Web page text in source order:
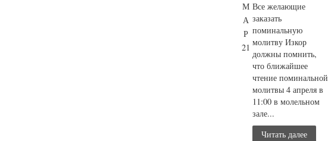
М
А
Р
21
Все желающие
заказать
поминальную
молитву Изкор
должны помнить,
что ближайшее
чтение поминальной
молитвы 4 апреля в
11:00 в молельном
зале...
Читать далее